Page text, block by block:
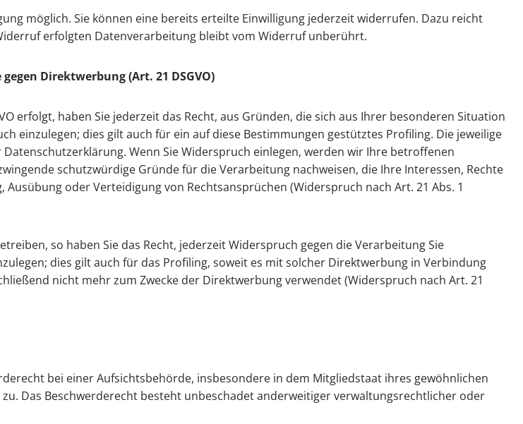
möglich. Sie können eine bereits erteilte Einwilligung jederzeit widerrufen. Dazu reicht
erfolgten Datenverarbeitung bleibt vom Widerruf unberührt.
Direktwerbung (Art. 21 DSGVO)
erfolgt, haben Sie jederzeit das Recht, aus Gründen, die sich aus Ihrer besonderen Situation
einzulegen; dies gilt auch für ein auf diese Bestimmungen gestütztes Profiling. Die jeweilige
Wenn Sie Widerspruch einlegen, werden wir Ihre betroffenen
schutzwürdige Gründe für die Verarbeitung nachweisen, die Ihre Interessen, Rechte
oder Verteidigung von Rechtsansprüchen (Widerspruch nach Art. 21 Abs. 1
so haben Sie das Recht, jederzeit Widerspruch gegen die Verarbeitung Sie
dies gilt auch für das Profiling, soweit es mit solcher Direktwerbung in Verbindung
nicht mehr zum Zwecke der Direktwerbung verwendet (Widerspruch nach Art. 21
bei einer Aufsichtsbehörde, insbesondere in dem Mitgliedstaat ihres gewöhnlichen
Das Beschwerderecht besteht unbeschadet anderweitiger verwaltungsrechtlicher oder